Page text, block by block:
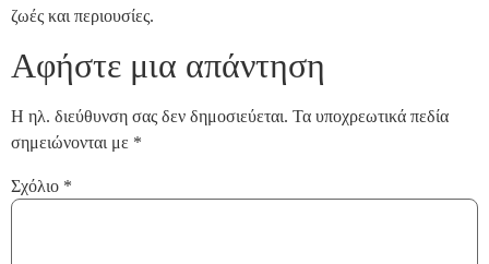
ζωές και περιουσίες.
Αφήστε μια απάντηση
Η ηλ. διεύθυνση σας δεν δημοσιεύεται. Τα υποχρεωτικά πεδία
σημειώνονται με *
Σχόλιο *